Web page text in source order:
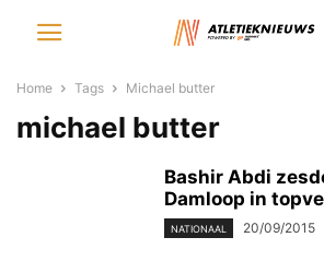
Home Tags Michael butter
michael butter
Bashir Abdi
Damloop in
NATIONAAL 20/09/2015